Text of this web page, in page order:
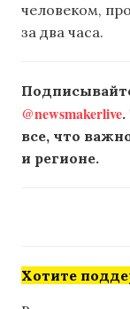
человеком,
за два часа.
@newsmakerlive
все, что
и регионе.
Хотите